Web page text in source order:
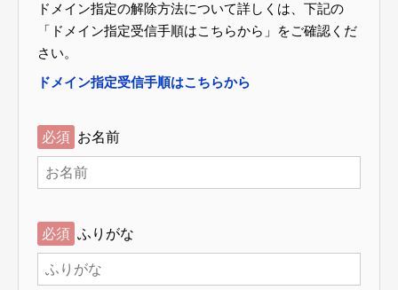
ドメイン指定の解除方法について詳しくは、下記の
「ドメイン指定受信手順はこちらから」をご確認くだ
さい。
ドメイン指定受信手順はこちらから
必須 お名前
必須 ふりがな